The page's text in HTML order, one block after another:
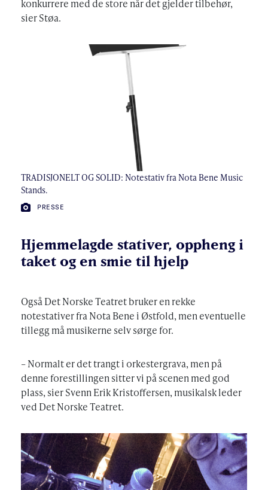
konkurrere med de store når det gjelder tilbehør,
sier Støa.
TRADISJONELT OG SOLID: Notestativ fra Nota Bene Music
Stands.
FOTO:
PRESSE
Hjemmelagde stativer, oppheng i
taket og en smie til hjelp
Også Det Norske Teatret bruker en rekke
notestativer fra Nota Bene i Østfold, men eventuelle
tillegg må musikerne selv sørge for.
– Normalt er det trangt i orkestergrava, men på
denne forestillingen sitter vi på scenen med god
plass, sier Svenn Erik Kristoffersen, musikalsk leder
ved Det Norske Teatret.